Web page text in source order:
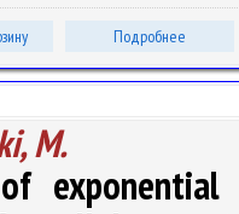
Подробнее
M.
exponential